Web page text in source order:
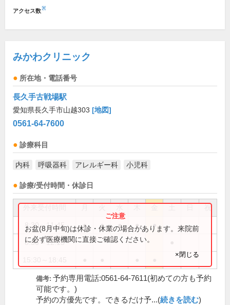
アクセス数※
みかわクリニック
所在地・電話番号
長久手古戦場駅
愛知県長久手市山越303 [地図]
0561-64-7600
診療科目
内科 呼吸器科 アレルギー科 小児科
診療/受付時間・休診日
祝
8:30～11:45 ● ● ● ● ●
8:30～12:15
お盆(8月中旬)は休診・休業の場合があります。来院前
に必ず医療機関に直接ご確認ください。
×閉じる
備考: 予約専用電話:0561-64-7611(初めての方も予約
可能です。)
予約の方優先です。できるだけ予...(続きを読む)